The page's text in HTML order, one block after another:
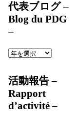
代表ブログ –
Blog du PDG
–
活動報告 –
Rapport
d’activité –